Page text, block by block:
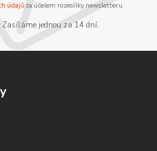
údajůza účelem rozesílky newsletteru.
Zasíláme jednou za 14 dní.